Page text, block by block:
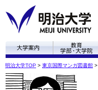
明治大学TOP > 東京国際マンガ図書館 >